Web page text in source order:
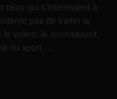
qui s’intéressent à
pas de traiter le
voient, le connaissent,
du sport…